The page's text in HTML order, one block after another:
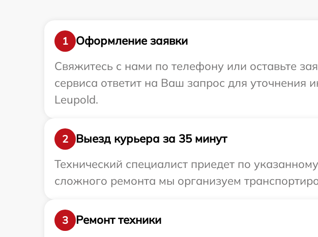
1
Оформление заявки
Свяжитесь с нами по телефону или оставьте
сервиса ответит на Ваш запрос для уточнения
Leupold.
2
Выезд курьера за 35 минут
Технический специалист приедет по
сложного ремонта мы организуем
3
Ремонт техники